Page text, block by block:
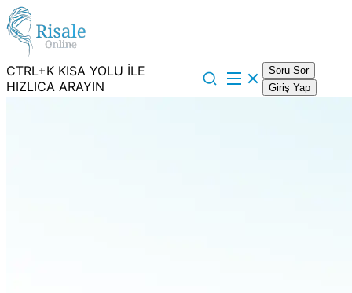
CTRL+K KISA YOLU İLE
HIZLICA ARAYIN
Soru Sor
Giriş Yap